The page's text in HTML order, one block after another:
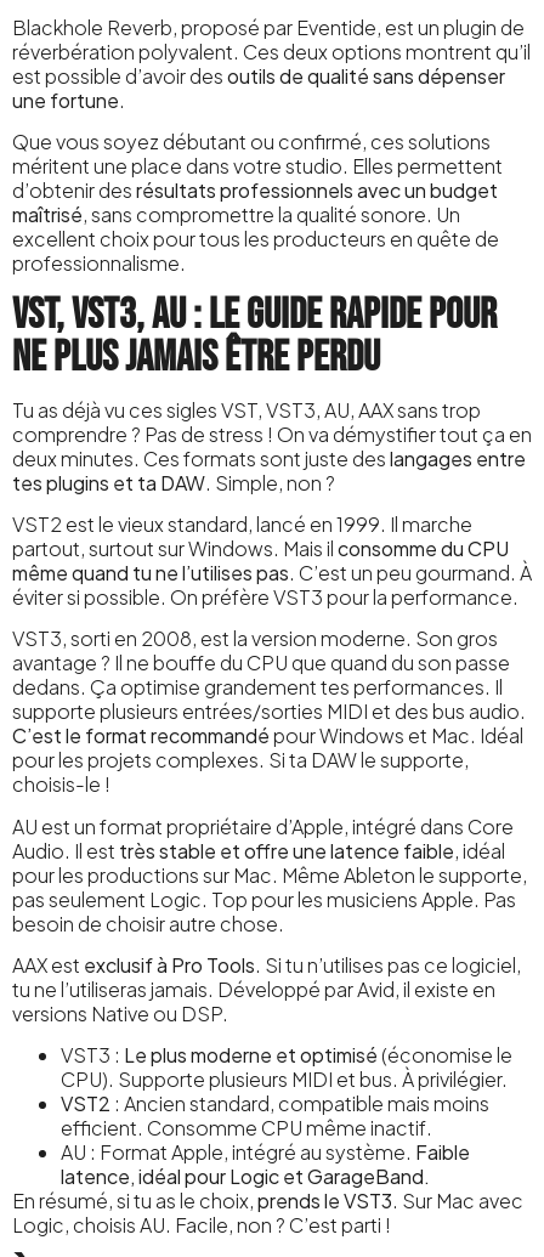
Blackhole Reverb, proposé par Eventide, est un plugin de
réverbération polyvalent. Ces deux options montrent qu’il
est possible d’avoir desoutils de qualité sans dépenser
une fortune.
Que vous soyez débutant ou confirmé, ces solutions
méritent une place dans votre studio. Elles permettent
d’obtenir desrésultats professionnels avec un budget
maîtrisé, sans compromettre la qualité sonore. Un
excellent choix pour tous les producteurs en quête de
professionnalisme.
VST, VST3, AU : le guide rapide pour
ne plus jamais être perdu
Tu as déjà vu ces sigles VST, VST3, AU, AAX sans trop
comprendre ? Pas de stress ! On va démystifier tout ça en
deux minutes. Ces formats sont juste deslangages entre
tes plugins et ta DAW. Simple, non ?
VST2 est le vieux standard, lancé en 1999. Il marche
partout, surtout sur Windows. Mais ilconsomme du CPU
même quand tu ne l’utilises pas. C’est un peu gourmand. À
éviter si possible. On préfère VST3 pour la performance.
VST3, sorti en 2008, est la version moderne. Son gros
avantage ? Il ne bouffe du CPU que quand du son passe
dedans. Ça optimise grandement tes performances. Il
supporte plusieurs entrées/sorties MIDI et des bus audio.
C’est le format recommandépour Windows et Mac. Idéal
pour les projets complexes. Si ta DAW le supporte,
choisis-le !
AU est un format propriétaire d’Apple, intégré dans Core
Audio. Il est très stable et offre une latence faible, idéal
pour les productions sur Mac. Même Ableton le supporte,
pas seulement Logic. Top pour les musiciens Apple. Pas
besoin de choisir autre chose.
AAX est exclusif à Pro Tools. Si tu n’utilises pas ce logiciel,
tu ne l’utiliseras jamais. Développé par Avid, il existe en
versions Native ou DSP.
VST3 : Le plus moderne et optimisé (économise le
CPU). Supporte plusieurs MIDI et bus. À privilégier.
VST2 : Ancien standard, compatible mais moins
efficient. Consomme CPU même inactif.
AU : Format Apple, intégré au système. Faible
latence, idéal pour Logic et GarageBand.
En résumé, si tu as le choix,prends le VST3. Sur Mac avec
Logic, choisis AU. Facile, non ? C’est parti !